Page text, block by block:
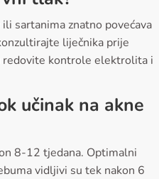
sartanima znatno povećava
liječnika prije
kontrole elektrolita i
učinak na akne
8-12 tjedana. Optimalni
vidljivi su tek nakon 6